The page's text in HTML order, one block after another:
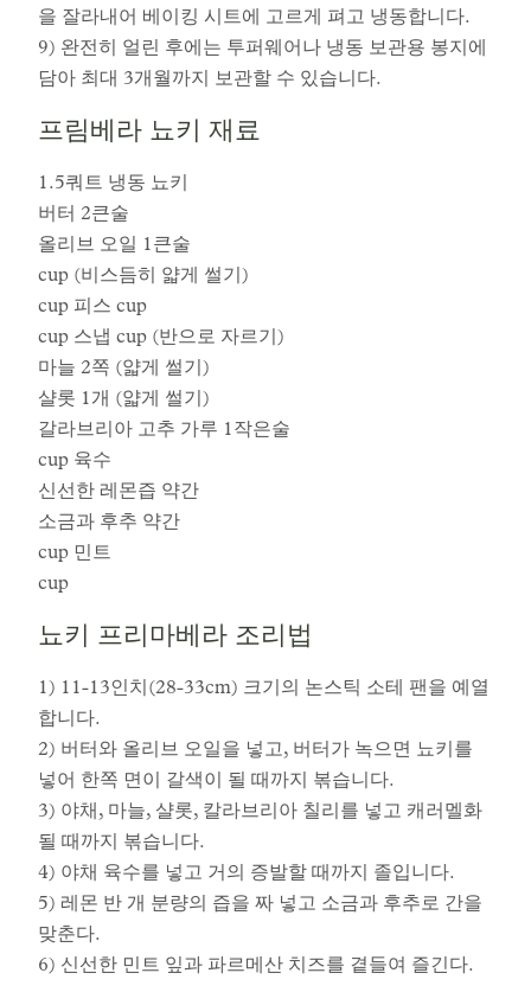
을 잘라내어 베이킹 시트에 고르게 펴고 냉동합니다.
9) 완전히 얼린 후에는 투퍼웨어나 냉동 보관용 봉지에
담아 최대 3개월까지 보관할 수 있습니다.
프림베라 뇨키 재료
1.5쿼트 냉동 뇨키
버터 2큰술
올리브 오일 1큰술
cup (비스듬히 얇게 썰기)
cup 피스 cup
cup 스냅 cup (반으로 자르기)
마늘 2쪽 (얇게 썰기)
샬롯 1개 (얇게 썰기)
갈라브리아 고추 가루 1작은술
cup 육수
신선한 레몬즙 약간
소금과 후추 약간
cup 민트
cup
뇨키 프리마베라 조리법
1) 11-13인치(28-33cm) 크기의 논스틱 소테 팬을 예열
합니다.
2) 버터와 올리브 오일을 넣고, 버터가 녹으면 뇨키를
넣어 한쪽 면이 갈색이 될 때까지 볶습니다.
3) 야채, 마늘, 샬롯, 칼라브리아 칠리를 넣고 캐러멜화
될 때까지 볶습니다.
4) 야채 육수를 넣고 거의 증발할 때까지 졸입니다.
5) 레몬 반 개 분량의 즙을 짜 넣고 소금과 후추로 간을
맞춘다.
6) 신선한 민트 잎과 파르메산 치즈를 곁들여 즐긴다.